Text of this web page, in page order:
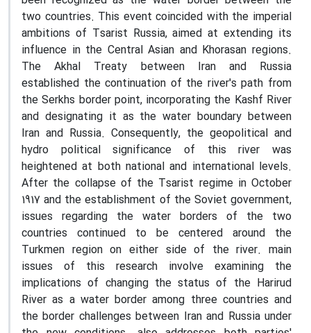
two countries. This event coincided with the imperial
ambitions of Tsarist Russia, aimed at extending its
influence in the Central Asian and Khorasan regions.
The Akhal Treaty between Iran and Russia
established the continuation of the river's path from
the Serkhs border point, incorporating the Kashf River
and designating it as the water boundary between
Iran and Russia. Consequently, the geopolitical and
hydro political significance of this river was
heightened at both national and international levels.
After the collapse of the Tsarist regime in October
1917 and the establishment of the Soviet government,
issues regarding the water borders of the two
countries continued to be centered around the
Turkmen region on either side of the river. main
issues of this research involve examining the
implications of changing the status of the Harirud
River as a water border among three countries and
the border challenges between Iran and Russia under